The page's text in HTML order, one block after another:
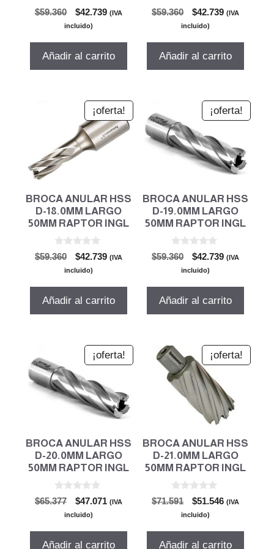
0
d
$59.360
El
precio
era:
$42.739El
es:
(IVA
incluido)
Añadir al carrito
0
d
$59.360
El
precio
era:
$42.739El
es:
(IVA
incluido)
Añadir al carrito
¡oferta!
BROCA ANULAR HSS
D-18.0MM LARGO
50MM RAPTOR INGL
0
d
$59.360
El
precio
era:
$42.739El
es:
(IVA
incluido)
Añadir al carrito
¡oferta!
BROCA ANULAR HSS
D-19.0MM LARGO
50MM RAPTOR INGL
0
d
$59.360
El
precio
era:
$42.739El
es:
(IVA
incluido)
Añadir al carrito
¡oferta!
BROCA ANULAR HSS
D-20.0MM LARGO
50MM RAPTOR INGL
0
d
$65.377
El
precio
era:
$47.071El
es:
(IVA
incluido)
Añadir al carrito
¡oferta!
BROCA ANULAR HSS
D-21.0MM LARGO
50MM RAPTOR INGL
0
d
$71.591
El
precio
era:
$51.546El
es:
(IVA
incluido)
Añadir al carrito